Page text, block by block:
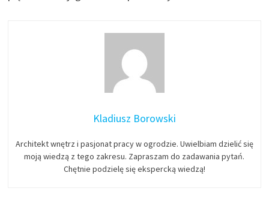
Kladiusz Borowski
Architekt wnętrz i pasjonat pracy w ogrodzie. Uwielbiam dzielić się
moją wiedzą z tego zakresu. Zapraszam do zadawania pytań.
Chętnie podzielę się ekspercką wiedzą!